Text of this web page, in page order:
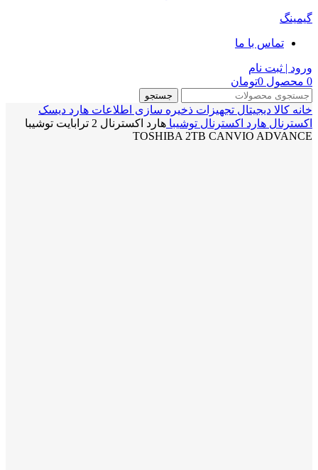
گیمینگ
تماس با ما
ورود | ثبت نام
0 محصول 0تومان
جستجو
خانه کالا دیجیتال تجهیزات ذخیره سازی اطلاعات هارد دیسک
اکسترنال هارد اکسترنال توشیبا
هارد اکسترنال 2 ترابایت توشیبا
TOSHIBA 2TB CANVIO ADVANCE